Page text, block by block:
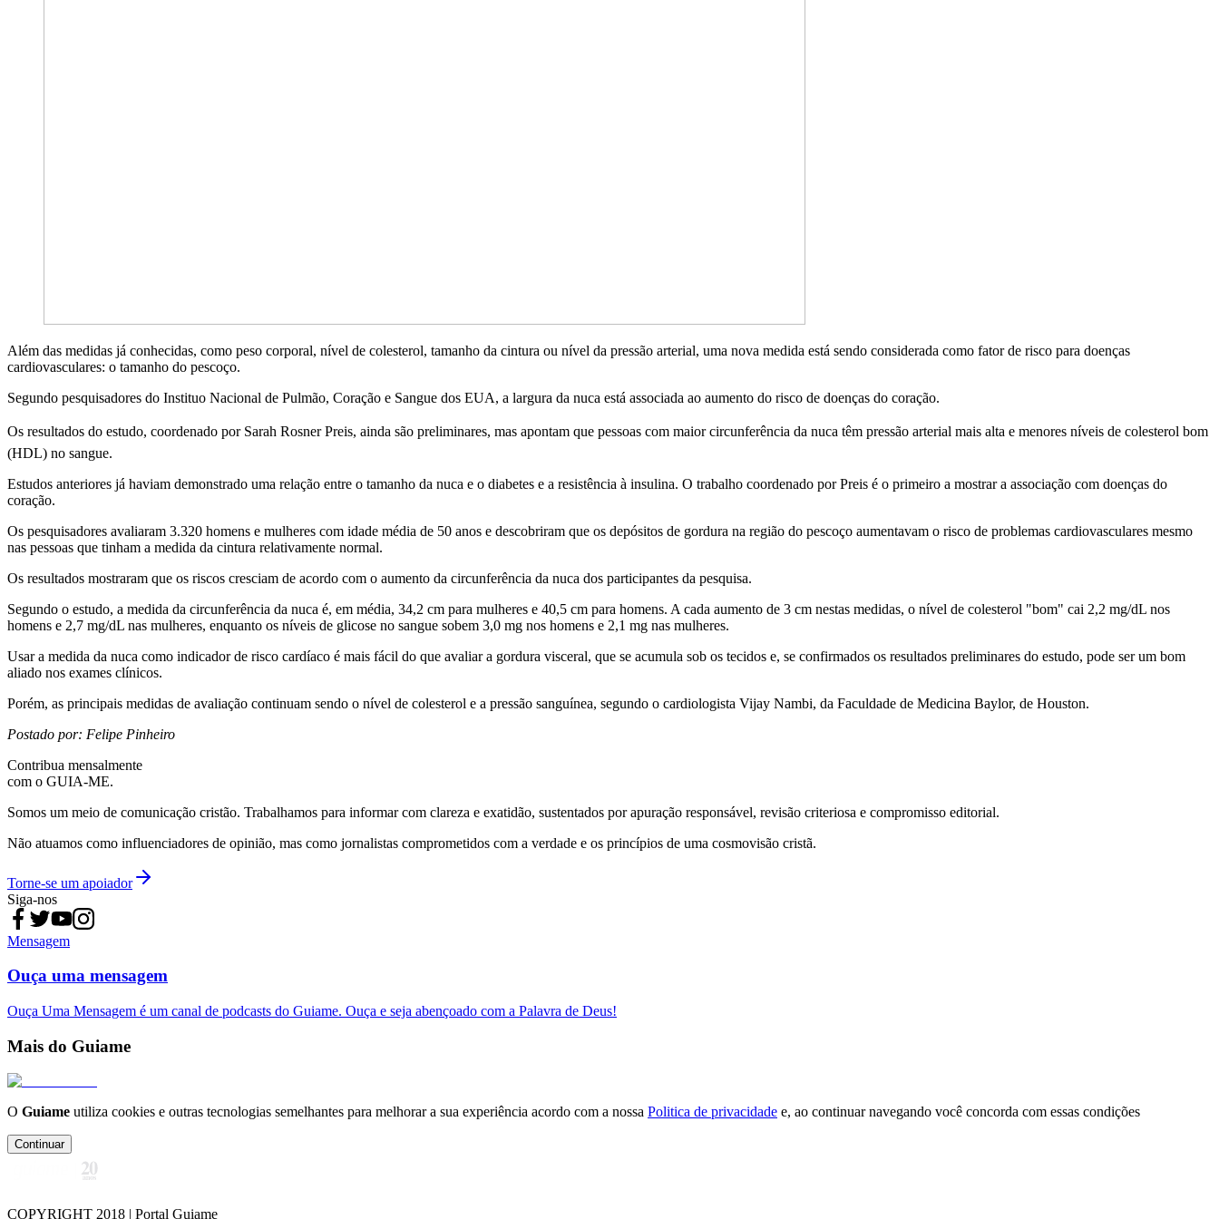
Além das medidas já conhecidas, como peso corporal, nível de colesterol, tamanho da cintura ou nível da pressão arterial, uma nova medida está sendo considerada como fator de risco para doenças
cardiovasculares: o tamanho do pescoço.
Segundo pesquisadores do Instituo Nacional de Pulmão, Coração e Sangue dos EUA, a largura da nuca está associada ao aumento do risco de doenças do coração.
Os resultados do estudo, coordenado por Sarah Rosner Preis, ainda são preliminares, mas apontam que pessoas com maior circunferência da nuca têm pressão arterial mais alta e menores níveis de colesterol bom
(HDL) no sangue.
Estudos anteriores já haviam demonstrado uma relação entre o tamanho da nuca e o diabetes e a resistência à insulina. O trabalho coordenado por Preis é o primeiro a mostrar a associação com doenças do
coração.
Os pesquisadores avaliaram 3.320 homens e mulheres com idade média de 50 anos e descobriram que os depósitos de gordura na região do pescoço aumentavam o risco de problemas cardiovasculares mesmo
nas pessoas que tinham a medida da cintura relativamente normal.
Os resultados mostraram que os riscos cresciam de acordo com o aumento da circunferência da nuca dos participantes da pesquisa.
Segundo o estudo, a medida da circunferência da nuca é, em média, 34,2 cm para mulheres e 40,5 cm para homens. A cada aumento de 3 cm nestas medidas, o nível de colesterol "bom" cai 2,2 mg/dL nos
homens e 2,7 mg/dL nas mulheres, enquanto os níveis de glicose no sangue sobem 3,0 mg nos homens e 2,1 mg nas mulheres.
Usar a medida da nuca como indicador de risco cardíaco é mais fácil do que avaliar a gordura visceral, que se acumula sob os tecidos e, se confirmados os resultados preliminares do estudo, pode ser um bom
aliado nos exames clínicos.
Porém, as principais medidas de avaliação continuam sendo o nível de colesterol e a pressão sanguínea, segundo o cardiologista Vijay Nambi, da Faculdade de Medicina Baylor, de Houston.
Postado por: Felipe Pinheiro
Contribua mensalmente
com o GUIA-ME.
Somos um meio de comunicação cristão. Trabalhamos para informar com clareza e exatidão, sustentados por apuração responsável, revisão criteriosa e compromisso editorial.
Não atuamos como influenciadores de opinião, mas como jornalistas comprometidos com a verdade e os princípios de uma cosmovisão cristã.
Torne-se um apoiador
Siga-nos
Mensagem
Ouça uma mensagem
Ouça Uma Mensagem é um canal de podcasts do Guiame. Ouça e seja abençoado com a Palavra de Deus!
Mais do Guiame
O Guiame utiliza cookies e outras tecnologias semelhantes para melhorar a sua experiência acordo com a nossa Politica de privacidade e, ao continuar navegando você concorda com essas condições
Continuar
COPYRIGHT 2018 | Portal Guiame